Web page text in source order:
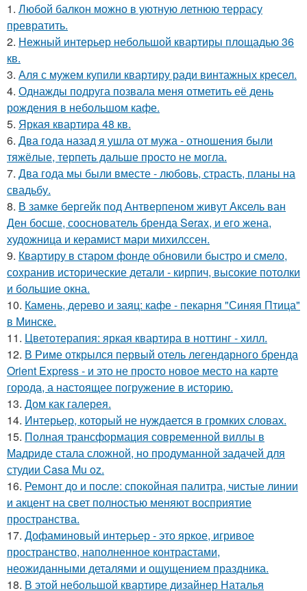
1. Любой балкон можно в уютную летнюю террасу
превратить.
2. Нежный интерьер небольшой квартиры площадью 36
кв.
3. Аля с мужем купили квартиру ради винтажных кресел.
4. Однажды подруга позвала меня отметить её день
рождения в небольшом кафе.
5. Яркая квартира 48 кв.
6. Два года назад я ушла от мужа - отношения были
тяжёлые, терпеть дальше просто не могла.
7. Два года мы были вместе - любовь, страсть, планы на
свадьбу.
8. В замке бергейк под Антверпеном живут Аксель ван
Ден босше, сооснователь бренда Serax, и его жена,
художница и керамист мари михилссен.
9. Квартиру в старом фонде обновили быстро и смело,
сохранив исторические детали - кирпич, высокие потолки
и большие окна.
10. Камень, дерево и заяц: кафе - пекарня "Синяя Птица"
в Минске.
11. Цветотерапия: яркая квартира в ноттинг - хилл.
12. В Риме открылся первый отель легендарного бренда
Orient Express - и это не просто новое место на карте
города, а настоящее погружение в историю.
13. Дом как галерея.
14. Интерьер, который не нуждается в громких словах.
15. Полная трансформация современной виллы в
Мадриде стала сложной, но продуманной задачей для
студии Casa Mu oz.
16. Ремонт до и после: спокойная палитра, чистые линии
и акцент на свет полностью меняют восприятие
пространства.
17. Дофаминовый интерьер - это яркое, игривое
пространство, наполненное контрастами,
неожиданными деталями и ощущением праздника.
18. В этой небольшой квартире дизайнер Наталья